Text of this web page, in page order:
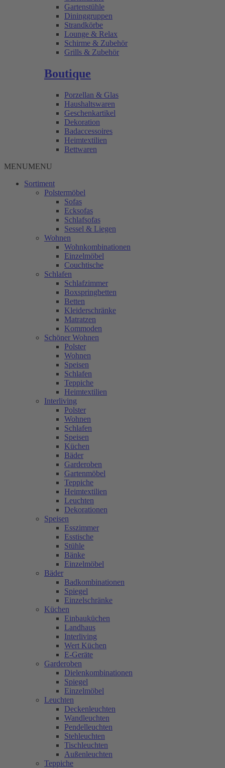
Gartenstühle
Dininggruppen
Strandkörbe
Lounge & Relax
Schirme & Zubehör
Grills & Zubehör
Boutique
Porzellan & Glas
Haushaltswaren
Geschenkartikel
Dekoration
Badaccessoires
Heimtextilien
Bettwaren
MENUMENU
Sortiment
Polstermöbel
Sofas
Ecksofas
Schlafsofas
Sessel & Liegen
Wohnen
Wohnkombinationen
Einzelmöbel
Couchtische
Schlafen
Schlafzimmer
Boxspringbetten
Betten
Kleiderschränke
Matratzen
Kommoden
Schöner Wohnen
Polster
Wohnen
Speisen
Schlafen
Teppiche
Heimtextilien
Interliving
Polster
Wohnen
Schlafen
Speisen
Küchen
Bäder
Garderoben
Gartenmöbel
Teppiche
Heimtextilien
Leuchten
Dekorationen
Speisen
Esszimmer
Esstische
Stühle
Bänke
Einzelmöbel
Bäder
Badkombinationen
Spiegel
Einzelschränke
Küchen
Einbauküchen
Landhaus
Interliving
Wert Küchen
E-Geräte
Garderoben
Dielenkombinationen
Spiegel
Einzelmöbel
Leuchten
Deckenleuchten
Wandleuchten
Pendelleuchten
Stehleuchten
Tischleuchten
Außenleuchten
Teppiche